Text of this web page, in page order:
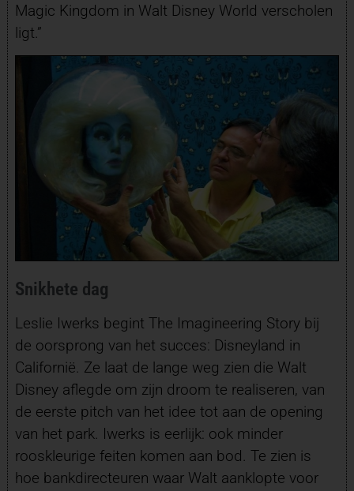
Magic Kingdom in Walt Disney World verscholen
ligt.”
Snikhete dag
Leslie Iwerks begint The Imagineering Story bij
de oorsprong van het succes: Disneyland in
Californië. Ze laat de lange weg zien die Walt
Disney aflegde om zijn droom te realiseren, van
de eerste pitch van het idee tot aan de opening
van het park. Iwerks is eerlijk: ook minder
rooskleurige feiten komen aan bod. Te zien is
hoe bankdirecteuren waar Walt aanklopte voor